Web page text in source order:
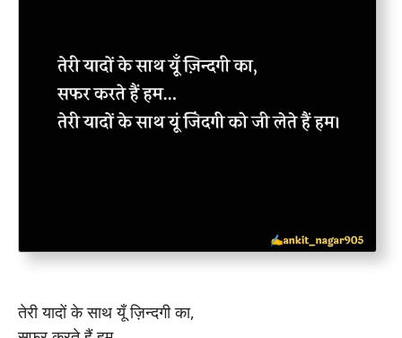
तेरी यादों के साथ यूँ ज़िन्दगी का,